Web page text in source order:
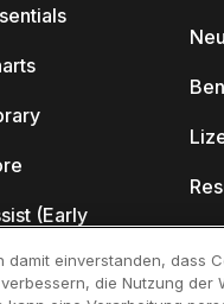
(Early
einverstanden, dass
die Nutzung der